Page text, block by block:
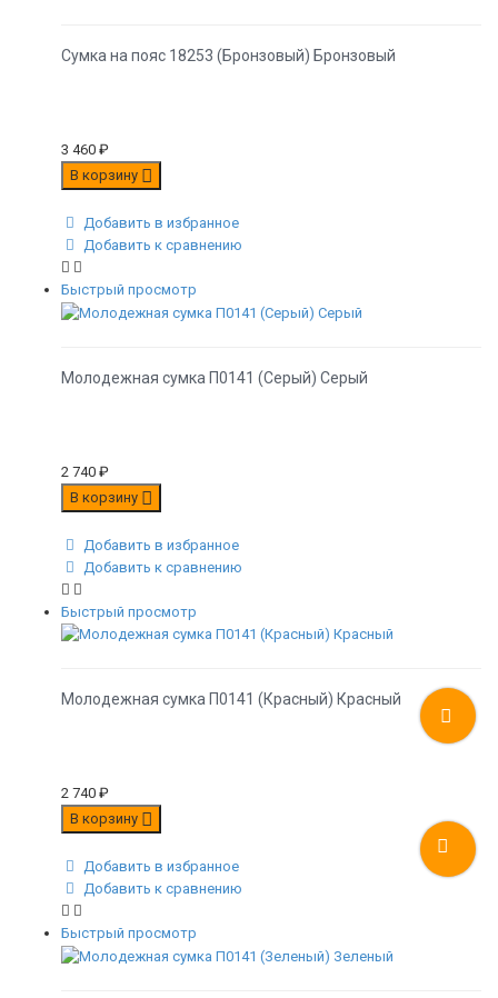
Сумка на пояс 18253 (Бронзовый) Бронзовый
3 460 ₽
В корзину
Добавить в избранное
Добавить к сравнению
Быстрый просмотр
Молодежная сумка П0141 (Серый) Серый
2 740 ₽
В корзину
Добавить в избранное
Добавить к сравнению
Быстрый просмотр
Молодежная сумка П0141 (Красный) Красный
2 740 ₽
В корзину
Добавить в избранное
Добавить к сравнению
Быстрый просмотр